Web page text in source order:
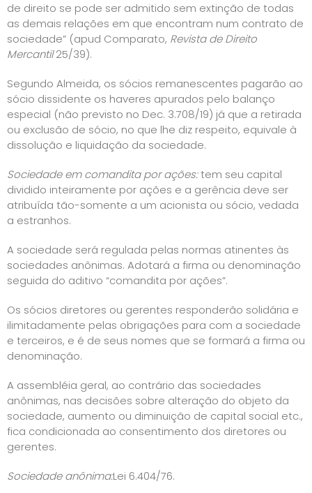
de direito se pode ser admitido sem extinção de todas
as demais relações em que encontram num contrato de
sociedade” (apud Comparato, Revista de Direito
Mercantil25/39).
Segundo Almeida, os sócios remanescentes pagarão ao
sócio dissidente os haveres apurados pelo balanço
especial (não previsto no Dec. 3.708/19) já que a retirada
ou exclusão de sócio, no que lhe diz respeito, equivale à
dissolução e liquidação da sociedade.
Sociedade em comandita por ações:tem seu capital
dividido inteiramente por ações e a gerência deve ser
atribuída tão-somente a um acionista ou sócio, vedada
a estranhos.
A sociedade será regulada pelas normas atinentes às
sociedades anônimas. Adotará a firma ou denominação
seguida do aditivo “comandita por ações”.
Os sócios diretores ou gerentes responderão solidária e
ilimitadamente pelas obrigações para com a sociedade
e terceiros, e é de seus nomes que se formará a firma ou
denominação.
A assembléia geral, ao contrário das sociedades
anônimas, nas decisões sobre alteração do objeto da
sociedade, aumento ou diminuição de capital social etc.,
fica condicionada ao consentimento dos diretores ou
gerentes.
Sociedade anônima:Lei 6.404/76.